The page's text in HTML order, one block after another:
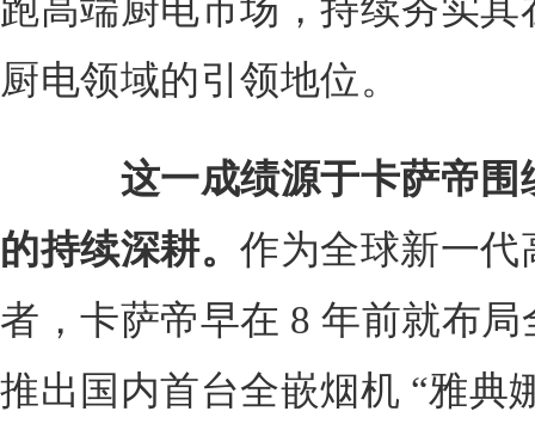
跑高端厨电市场，持续夯实
厨电领域的引领地位。
这一成绩源于卡萨帝围
的持续深耕。 作为全球新一代
者，卡萨帝早在 8 年前就布
推出国内首台全嵌烟机 “雅典